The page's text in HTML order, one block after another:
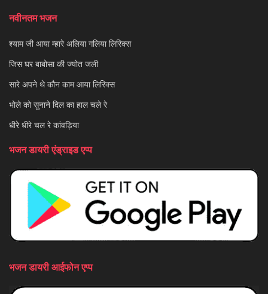
नवीनतम भजन
श्याम जी आया म्हारे अलिया गलिया लिरिक्स
जिस घर बाबोसा की ज्योत जली
सारे अपने थे कौन काम आया लिरिक्स
भोले को सुनाने दिल का हाल चले रे
धीरे धीरे चल रे कांवड़िया
भजन डायरी एंड्राइड एप्प
भजन डायरी आईफोन एप्प